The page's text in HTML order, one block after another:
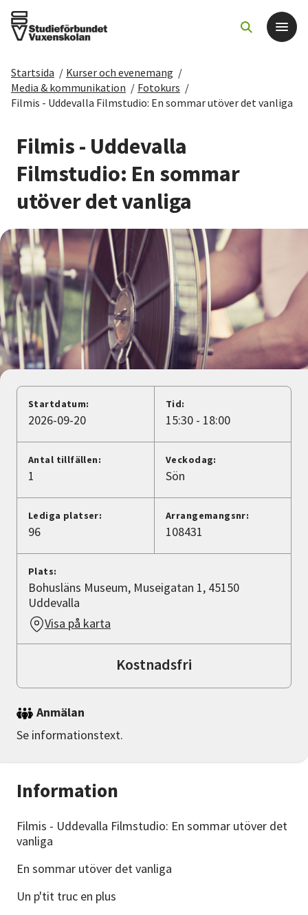
Det här gör vi
Sök kurser och evenemang
Om SV
Starta studiecirkel
Cirkelledare
Nyheter
Avdelningar
Lyssna
Startsida / Kurser och evenemang /
Media & kommunikation / Fotokurs /
Filmis - Uddevalla Filmstudio: En sommar utöver det vanliga
Filmis - Uddevalla
Filmstudio: En sommar
utöver det vanliga
Information
Filmis - Uddevalla Filmstudio: En sommar utöver det
vanliga
En sommar utöver det vanliga
Un p'tit truc en plus
Startdatum:
2026-09-20
Tid:
15:30 - 18:00
Antal tillfällen:
1
Veckodag:
Sön
Lediga platser:
96
Arrangemangsnr:
108431
Plats:
Bohusläns Museum, Museigatan 1, 45150
Uddevalla
Visa på karta
Kostnadsfri
Anmälan
Se informationstext.